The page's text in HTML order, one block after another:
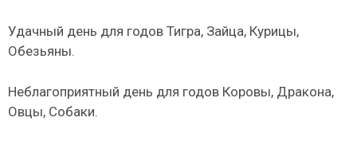
Удачный день для годов Тигра, Зайца, Курицы,
Обезьяны.
Неблагоприятный день для годов Коровы, Дракона,
Овцы, Собаки.